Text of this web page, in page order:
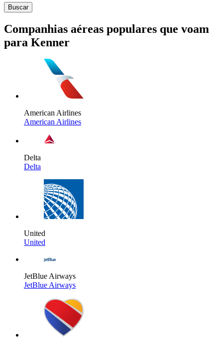
Buscar
Companhias aéreas populares que voam
para Kenner
American Airlines
American Airlines
Delta
Delta
United
United
JetBlue Airways
JetBlue Airways